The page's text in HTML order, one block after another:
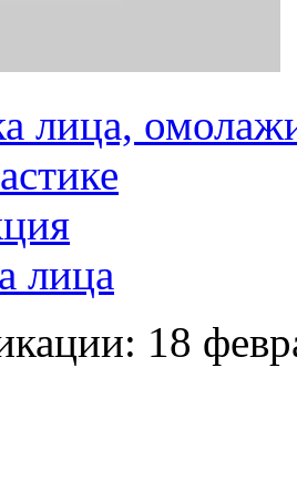
лица,
лица
18